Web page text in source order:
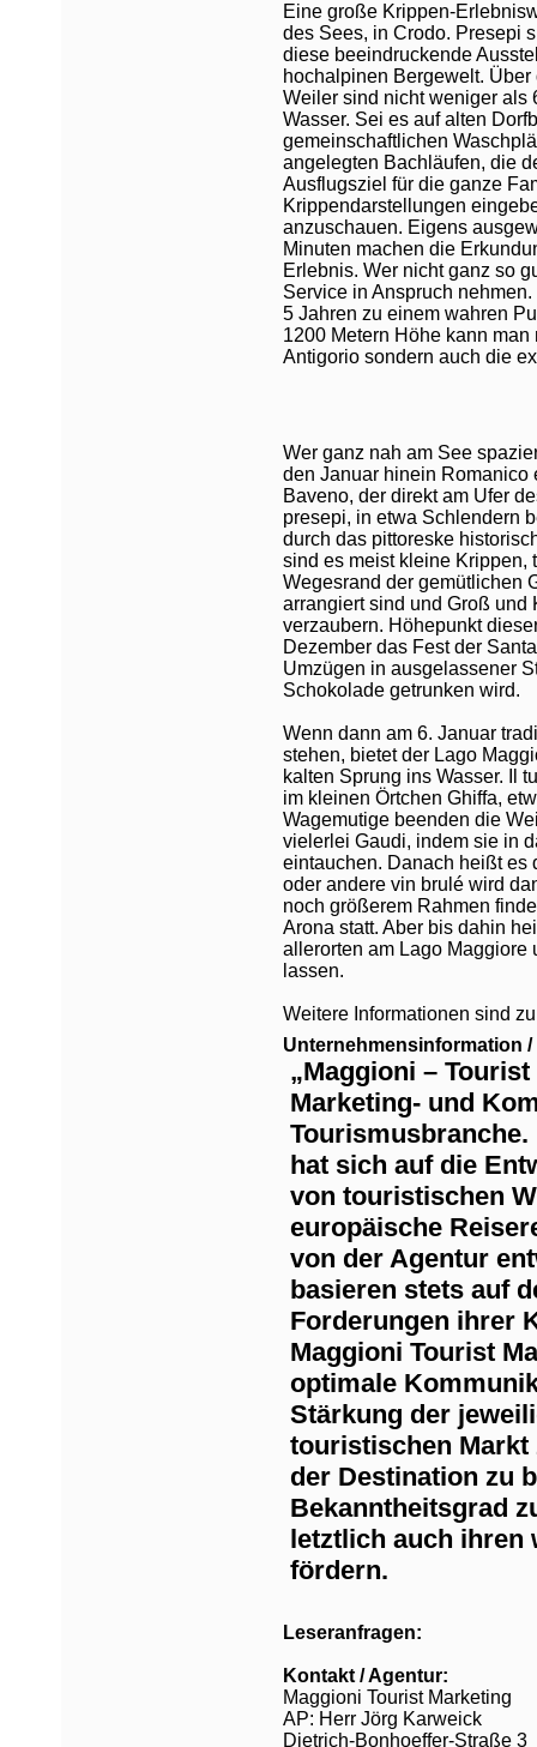
Eine große Krippen-
des Sees, in Crodo. Presepi
diese beeindruckende
hochalpinen Bergewelt.
Weiler sind nicht weniger als
Wasser. Sei es auf alten
gemeinschaftlichen
angelegten Bachläufen, die
Ausflugsziel für die ganze
Krippendarstellungen
anzuschauen. Eigens
Minuten machen die
Erlebnis. Wer nicht ganz so
Service in Anspruch
5 Jahren zu einem wahren
1200 Metern Höhe kann
Antigorio sondern auch die
Wer ganz nah am See
den Januar hinein Romanico
Baveno, der direkt am Ufer
presepi, in etwa Schlendern
durch das pittoreske
sind es meist kleine Krippen,
Wegesrand der gemütlichen
arrangiert sind und Groß
verzaubern. Höhepunkt
Dezember das Fest der
Umzügen in ausgelassener
Schokolade getrunken wird.
Wenn dann am 6. Januar
stehen, bietet der Lago
kalten Sprung ins Wasser. Il
im kleinen Örtchen Ghiffa,
Wagemutige beenden die
vielerlei Gaudi, indem sie in
eintauchen. Danach heißt es
oder andere vin brulé wird
noch größerem Rahmen
Arona statt. Aber bis dahin
allerorten am Lago Maggiore
lassen.
Weitere Informationen sind
Unternehmensinformation
„Maggioni –
Marketing- und
Tourismusbranche.
hat sich auf die
von touristischen
europäische
von der Agentur
basieren stets auf
Forderungen ihrer
Maggioni Tourist
optimale
Stärkung der
touristischen Markt
der Destination zu
Bekanntheitsgrad
letztlich auch
fördern.
Leseranfragen:
Kontakt / Agentur:
Maggioni Tourist Marketing
AP: Herr Jörg Karweick
Dietrich-Bonhoeffer-Straße 3